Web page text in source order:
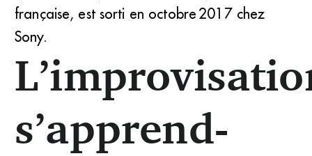
française, est sorti en octobre 2017 chez
Sony.
s’apprend-